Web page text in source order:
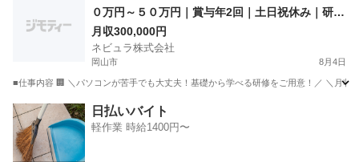
０万円～５０万円｜賞与年2回｜土日祝休み｜研修
充実｜寮・住宅手当あり
月収300,000円
ネビュラ株式会社
岡山市 8月4日
■仕事内容 🏢 ＼パソコンが苦手でも大丈夫！基礎から学べる研修をご用意！／ ＼月
岡山 岡山市 事務 未経験
日払いバイト
軽作業 時給1400円〜